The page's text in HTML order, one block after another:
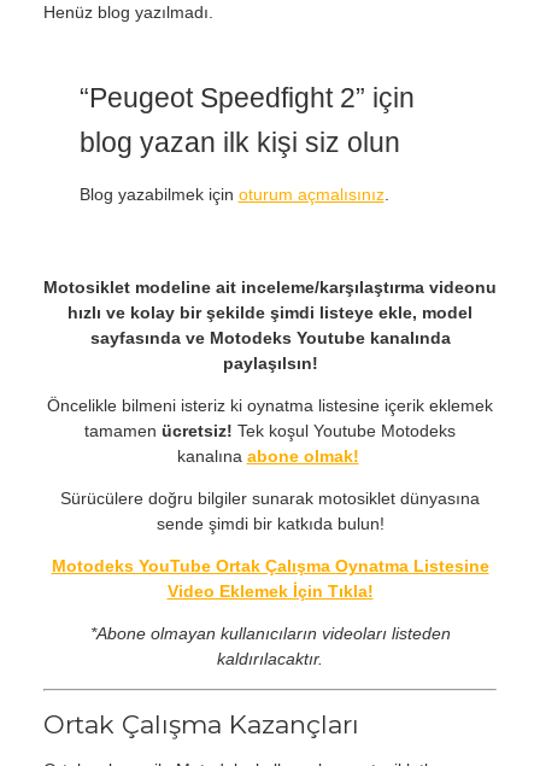
Henüz blog yazılmadı.
“Peugeot Speedfight 2” için
blog yazan ilk kişi siz olun
Blog yazabilmek için oturum açmalısınız.
Motosiklet modeline ait inceleme/karşılaştırma videonu
hızlı ve kolay bir şekilde şimdi listeye ekle, model
sayfasında ve Motodeks Youtube kanalında
paylaşılsın!
Öncelikle bilmeni isteriz ki oynatma listesine içerik eklemek
tamamen ücretsiz! Tek koşul Youtube Motodeks
kanalına abone olmak!
Sürücülere doğru bilgiler sunarak motosiklet dünyasına
sende şimdi bir katkıda bulun!
Motodeks YouTube Ortak Çalışma Oynatma Listesine
Video Eklemek İçin Tıkla!
*Abone olmayan kullanıcıların videoları listeden
kaldırılacaktır.
Ortak Çalışma Kazançları